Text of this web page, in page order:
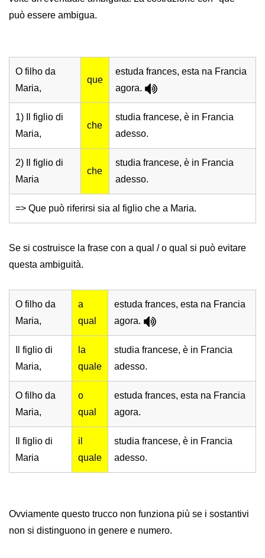
può essere ambigua.
O filho da
Maria,
que
estuda frances, esta na Francia
agora.
1) Il figlio di
Maria,
che
studia francese, è in Francia
adesso.
2) Il figlio di
Maria
che
studia francese, è in Francia
adesso.
=> Que può riferirsi sia al figlio che a Maria.
Se si costruisce la frase con a qual / o qual si può evitare
questa ambiguità.
O filho da
Maria,
a
qual
estuda frances, esta na Francia
agora.
Il figlio di
Maria,
la
quale
studia francese, è in Francia
adesso.
O filho da
Maria,
o
qual
estuda frances, esta na Francia
agora.
Il figlio di
Maria
il
quale
studia francese, è in Francia
adesso.
Ovviamente questo trucco non funziona più se i sostantivi
non si distinguono in genere e numero.